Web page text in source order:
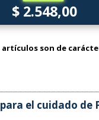
$ 2.548,00
artículos son de
el cuidado de